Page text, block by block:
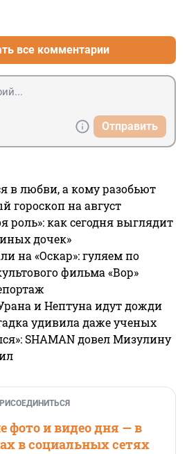
в высокой смертности
возможности у людей с
получить обследование и
нас смертность превышает
!Виновато отсутствие
помощи.Лучше бы
о ковида,не дразнили
от прививок и масок?
все комментарии
Отправить
в любви, а кому разобьют
гороскоп на август
роль»: как сегодня выглядит
дочек»
на «Оскар»: гуляем по
фильма «Вор»
и Нептуна идут дожди
удивила даже ученых
SHAMAN довел Мизулину
фото и видео дня — в
в социальных сетях